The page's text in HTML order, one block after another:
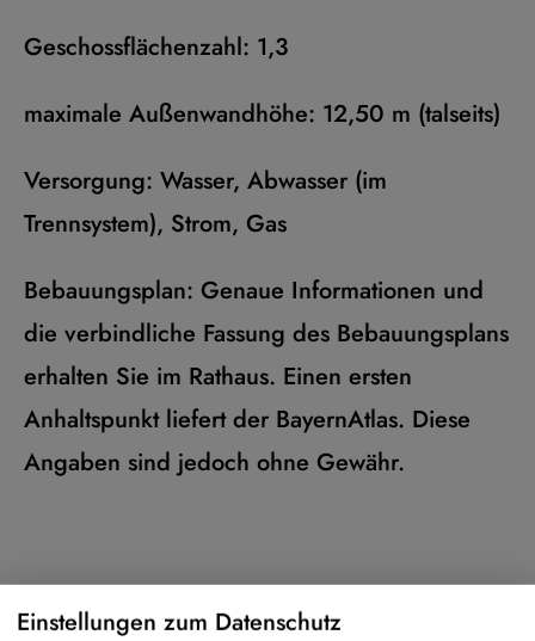
Geschossflächenzahl: 1,3
maximale Außenwandhöhe: 12,50 m (talseits)
Versorgung: Wasser, Abwasser (im
Trennsystem), Strom, Gas
Bebauungsplan: Genaue Informationen und
die verbindliche Fassung des Bebauungsplans
erhalten Sie im Rathaus. Einen ersten
Anhaltspunkt liefert der BayernAtlas. Diese
Angaben sind jedoch ohne Gewähr.
Einstellungen zum Datenschutz